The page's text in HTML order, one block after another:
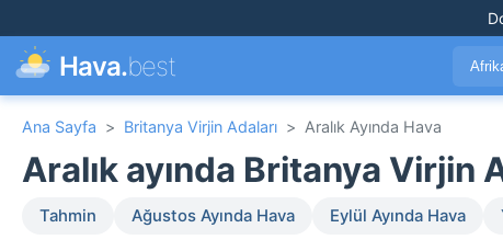
Hava.best
Ana Sayfa > Britanya Virjin Adaları > Aralık Ayında Hava
Aralık ayında Britanya Virjin
Tahmin Ağustos Ayında Hava Eylül Ayında Hava